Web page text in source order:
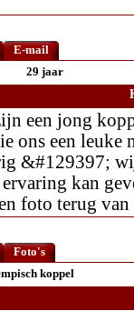
E-mail
29 jaar
een jong
ons een leuke
&#129397;
kan
foto terug
Foto's
koppel